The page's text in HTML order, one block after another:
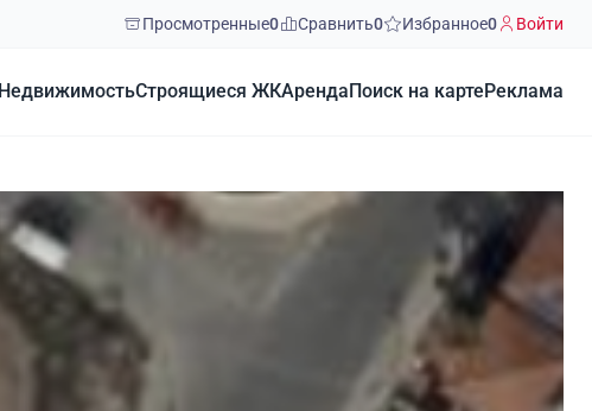
Просмотренные0 Сравнить0 Избранное0 Войти
НедвижимостьСтроящиеся ЖКАренда Поиск на карте Реклама